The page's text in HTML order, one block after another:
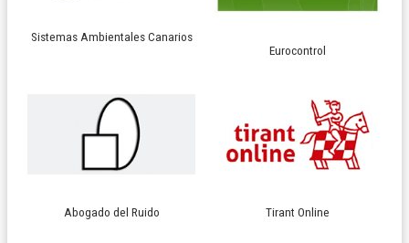
Sistemas Ambientales Canarios
Eurocontrol
Abogado del Ruido Tirant Online